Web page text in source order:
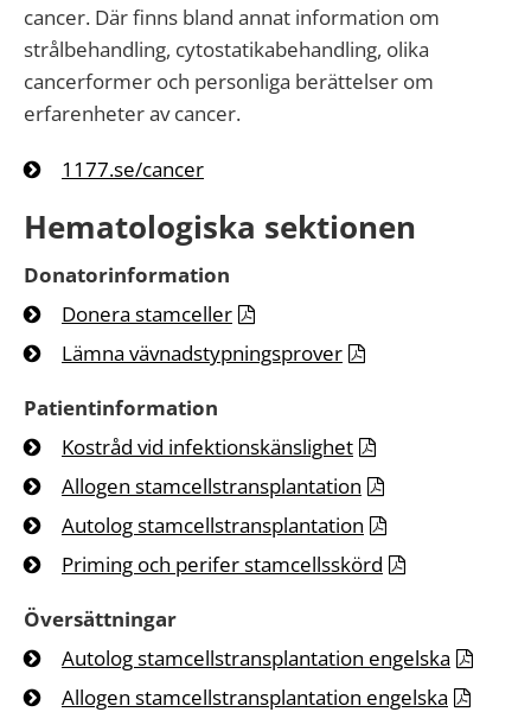
cancer. Där finns bland annat information om
strålbehandling, cytostatikabehandling, olika
cancerformer och personliga berättelser om
erfarenheter av cancer.
1177.se/cancer
Hematologiska sektionen
Donatorinformation
Donera stamceller
Lämna vävnadstypningsprover
Patientinformation
Kostråd vid infektionskänslighet
Allogen stamcellstransplantation
Autolog stamcellstransplantation
Priming och perifer stamcellsskörd
Översättningar
Autolog stamcellstransplantation engelska
Allogen stamcellstransplantation engelska